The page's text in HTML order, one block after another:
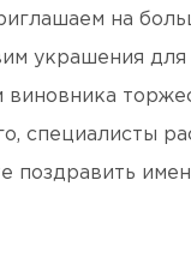
на
украшения для
виновника
специалисты
поздравить